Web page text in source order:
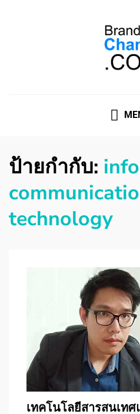
ป้ายกำกับ:
technology
เทคโนโลยีสารสนเท